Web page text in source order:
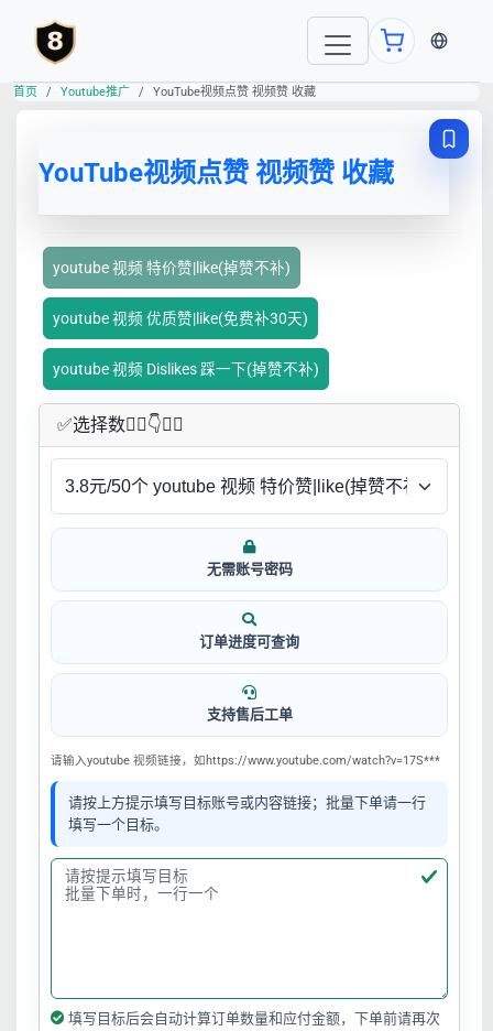
当前语
首页 Youtube推广 YouTube视频点赞 视频赞 收藏
YouTube视频点赞 视频赞 收藏
youtube 视频 特价赞|like(掉赞不补)
youtube 视频 优质赞|like(免费补30天)
youtube 视频 Dislikes 踩一下(掉赞不补)
✅​选择数👇🏻​​👇👇🏻​​
无需账号密码
订单进度可查询
支持售后工单
请输入youtube 视频链接，如https://www.youtube.com/watch?v=17S***
请按上方提示填写目标账号或内容链接；批量下单请一行
填写一个目标。
填写目标后会自动计算订单数量和应付金额，下单前请再次